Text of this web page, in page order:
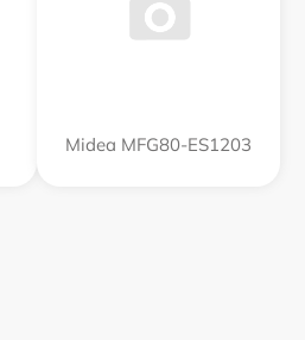
Midea MFG80-ES1203